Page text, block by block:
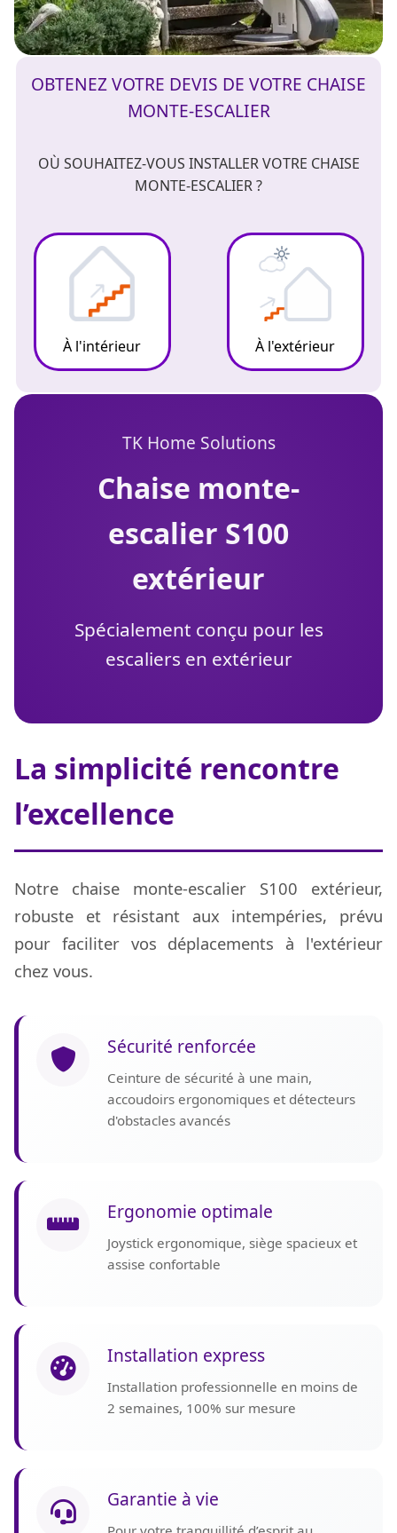
OBTENEZ VOTRE DEVIS DE VOTRE CHAISE
MONTE-ESCALIER
OÙ SOUHAITEZ-VOUS INSTALLER VOTRE CHAISE
MONTE-ESCALIER ?
À l'intérieur À l'extérieur
TK Home Solutions
chaise monte-
escalier S100
extérieur
Spécialement conçu pour les
escaliers en extérieur
La simplicité rencontre
l’excellence
Notre chaise monte-escalier S100 extérieur,
robuste et résistant aux intempéries, prévu
pour faciliter vos déplacements à l'extérieur
chez vous.
Sécurité renforcée
Ceinture de sécurité à une main,
accoudoirs ergonomiques et détecteurs
d'obstacles avancés
Ergonomie optimale
Joystick ergonomique, siège spacieux et
assise confortable
Installation express
Installation professionnelle en moins de
2 semaines, 100% sur mesure
Garantie à vie